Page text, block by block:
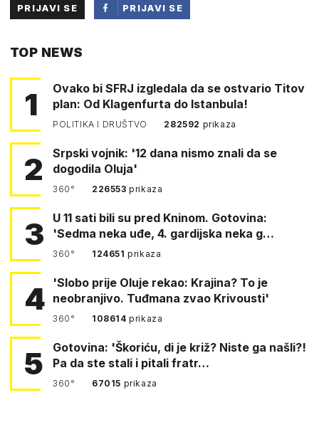
PRIJAVI SE
PRIJAVI SE
TOP NEWS
1
Ovako bi SFRJ izgledala da se ostvario Titov
plan: Od Klagenfurta do Istanbula!
POLITIKA I DRUŠTVO 282592 prikaza
2
Srpski vojnik: '12 dana nismo znali da se
dogodila Oluja'
360° 226553prikaza
3
U 11 sati bili su pred Kninom. Gotovina:
'Sedma neka uđe, 4. gardijska neka g…
360° 124651prikaza
4
'Slobo prije Oluje rekao: Krajina? To je
neobranjivo. Tuđmana zvao Krivousti'
360° 108614prikaza
5
Gotovina: 'Škoriću, di je križ? Niste ga našli?!
Pa da ste stali i pitali fratr…
360° 67015 prikaza